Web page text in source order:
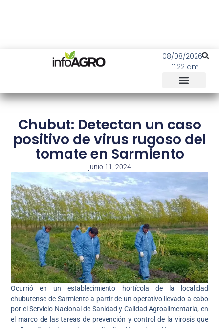
08/08/2026
11:22 am
Chubut: Detectan un caso
positivo de virus rugoso del
tomate en Sarmiento
junio 11, 2024
Ocurrió en un establecimiento hortícola de la localidad
chubutense de Sarmiento a partir de un operativo llevado a cabo
por el Servicio Nacional de Sanidad y Calidad Agroalimentaria, en
el marco de las tareas de prevención y control de la virosis que